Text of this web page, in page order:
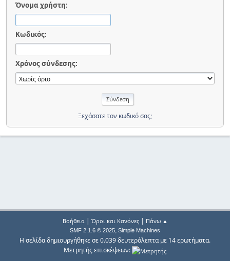
Όνομα χρήστη:
Κωδικός:
Χρόνος σύνδεσης:
Ξεχάσατε τον κωδικό σας;
Βοήθεια| Όροι και Κανόνες| Πάνω ▲
SMF 2.1.6 © 2025, Simple Machines
Η σελίδα δημιουργήθηκε σε 0.039 δευτερόλεπτα με 14 ερωτήματα.
Μετρητής επισκέψεων: